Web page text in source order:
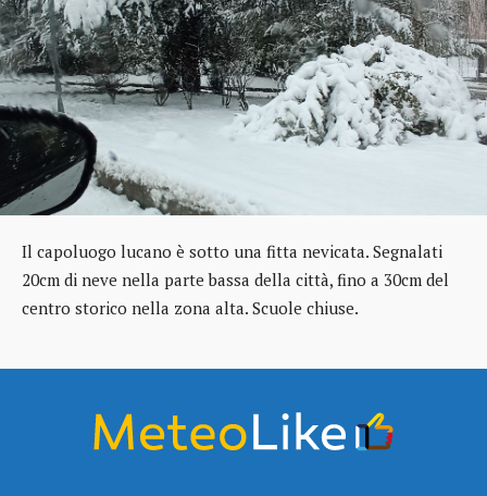
Il capoluogo lucano è sotto una fitta nevicata. Segnalati
20cm di neve nella parte bassa della città, fino a 30cm del
centro storico nella zona alta. Scuole chiuse.